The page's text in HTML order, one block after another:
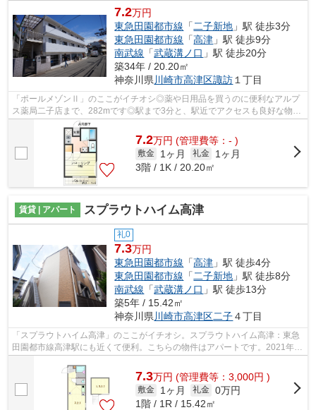
7.2万円
東急田園都市線 「 二子新地 」駅 徒歩3分
東急田園都市線 「高津 」駅 徒歩9分
南武線 「武蔵溝ノ口 」駅 徒歩20分
築34年 / 20.20㎡
神奈川県 川崎市高津区諏訪 １丁目
「ポールメゾンⅡ」のここがイチオシ◎薬や日用品を買うのに便利なアルプ
ス薬局二子店まで、282mです◎駅まで3分と、駅近でアクセスも良好な物件
です◎こちらの物件では初期費用をカードで...
7.2万円 (管理費等：- )
敷金 1ヶ月 礼金
1ヶ月
3階 / 1K / 20.20㎡
賃貸 | アパート スプラウトハイム高津
礼0
7.3万円
東急田園都市線 「高津 」駅 徒歩4分
東急田園都市線 「 二子新地 」駅 徒歩8分
南武線 「武蔵溝ノ口 」駅 徒歩13分
築5年 / 15.42㎡
神奈川県 川崎市高津区二子４丁目
「スプラウトハイム高津」のここがイチオシ。スプラウトハイム高津：東急
田園都市線高津駅にも近くて便利。こちらの物件はアパートです。2021年築
7.3万円 (管理費等：3,000円 )
敷金 1ヶ月 礼金 0万円
1階 / 1R / 15.42㎡